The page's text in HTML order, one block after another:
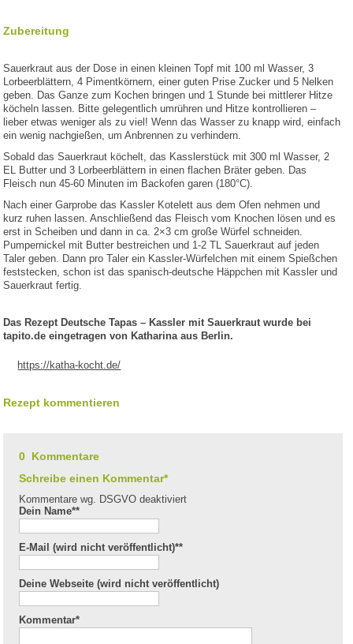
Zubereitung
Sauerkraut aus der Dose in einen kleinen Topf mit 100 ml Wasser, 3
Lorbeerblättern, 4 Pimentkörnern, einer guten Prise Zucker und 5 Nelken
geben. Das Ganze zum Kochen bringen und 1 Stunde bei mittlerer Hitze
köcheln lassen. Bitte gelegentlich umrühren und Hitze kontrollieren –
lieber etwas weniger als zu viel! Wenn das Wasser zu knapp wird, einfach
ein wenig nachgießen, um Anbrennen zu verhindern.
Sobald das Sauerkraut köchelt, das Kasslerstück mit 300 ml Wasser, 2
EL Butter und 3 Lorbeerblättern in einen flachen Bräter geben. Das
Fleisch nun 45-60 Minuten im Backofen garen (180°C).
Nach einer Garprobe das Kassler Kotelett aus dem Ofen nehmen und
kurz ruhen lassen. Anschließend das Fleisch vom Knochen lösen und es
erst in Scheiben und dann in ca. 2×3 cm große Würfel schneiden.
Pumpernickel mit Butter bestreichen und 1-2 TL Sauerkraut auf jeden
Taler geben. Dann pro Taler ein Kassler-Würfelchen mit einem Spießchen
feststecken, schon ist das spanisch-deutsche Häppchen mit Kassler und
Sauerkraut fertig.
Das Rezept Deutsche Tapas – Kassler mit Sauerkraut wurde bei
tapito.de eingetragen von Katharina aus Berlin.
https://katha-kocht.de/
Rezept kommentieren
0 Kommentare
Schreibe einen Kommentar*
Kommentare wg. DSGVO deaktiviert
Dein Name**
E-Mail (wird nicht veröffentlicht)**
Deine Webseite (wird nicht veröffentlicht)
Kommentar*